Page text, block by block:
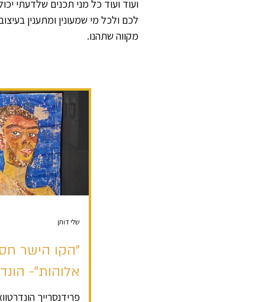
"הקו הישר
אלוהות"-
פרידנסרייך
שלי דותן
ועוד ועוד כל מני תכנים שלדעתי
לכם ולכל מי שמעונין ומתענין
מקווה שתהנו.